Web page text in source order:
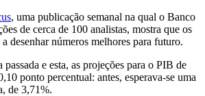
, uma publicação semanal na qual o Banco
de cerca de 100 analistas, mostra que os
desenhar números melhores para futuro.
passada e esta, as projeções para o PIB de
ponto percentual: antes, esperava-se uma
de 3,71%.